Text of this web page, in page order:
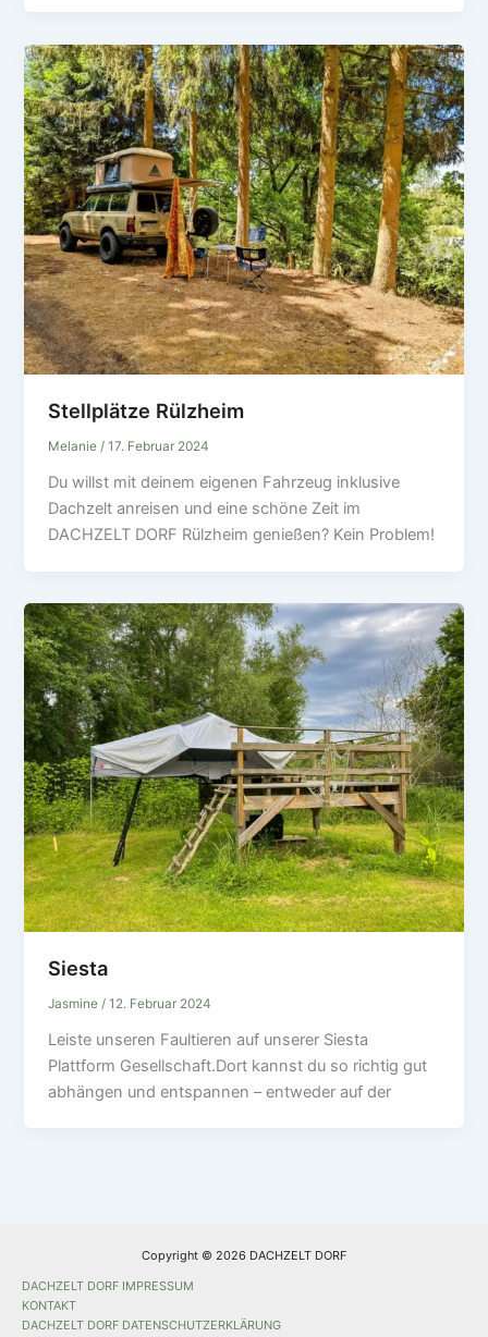
Stellplätze Rülzheim
Melanie/17. Februar 2024
Du willst mit deinem eigenen Fahrzeug inklusive
Dachzelt anreisen und eine schöne Zeit im
DACHZELT DORF Rülzheim genießen? Kein Problem!
Siesta
Jasmine /12. Februar 2024
Leiste unseren Faultieren auf unserer Siesta
Plattform Gesellschaft.Dort kannst du so richtig gut
abhängen und entspannen – entweder auf der
Copyright © 2026 DACHZELT DORF
DACHZELT DORF IMPRESSUM
KONTAKT
DACHZELT DORF DATENSCHUTZERKLÄRUNG